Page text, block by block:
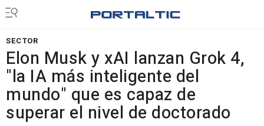
SECTOR
Elon Musk y xAI lanzan Grok 4,
"la IA más inteligente del
mundo" que es capaz de
superar el nivel de doctorado